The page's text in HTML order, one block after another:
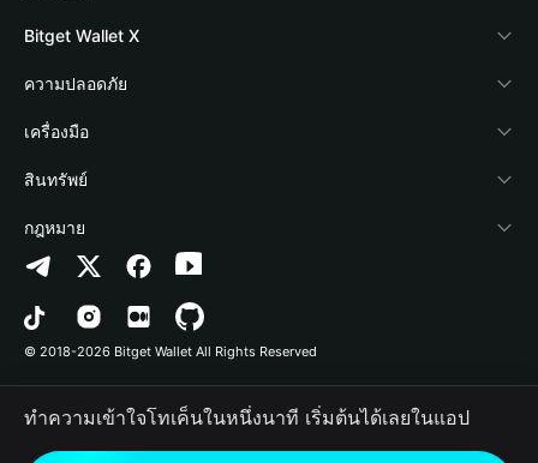
Blog
Academy
ข่าวสารด้านคริปโต
ศูนย์ช่วยเหลือ
ติดต่อเรา
ทรัพยากรข้อมูลของแบรนด์
อาชีพ
Crypto Card
Stablecoin Earn
Payfi Crypto
Crypto Swap API
Altcoin Season Index
Prediction Markets
DApp
RWA
Bitget Wallet X
นักพัฒนา
เชื่อมต่อ Wallet
Bitget Wallet Pay
ลิสต์โปรเจกต์
ความปลอดภัย
Protection Fund
เทคโนโลยีความปลอดภัย
เครื่องมือ
ซื้อคริปโต
การตรวจจับการอนุญาต
การตรวจจับสัญญา
การโอนเป็นชุด
สินทรัพย์
Arbitrum
Avalanche
Bitcoin
Polygon
กฎหมาย
นโยบายความเป็นส่วนตัว
ข้อตกลงในการใช้บริการ
© 2018-2026 Bitget Wallet All Rights Reserved
ทำความเข้าใจโทเค็นในหนึ่งนาที เริ่มต้นได้เลยในแอป